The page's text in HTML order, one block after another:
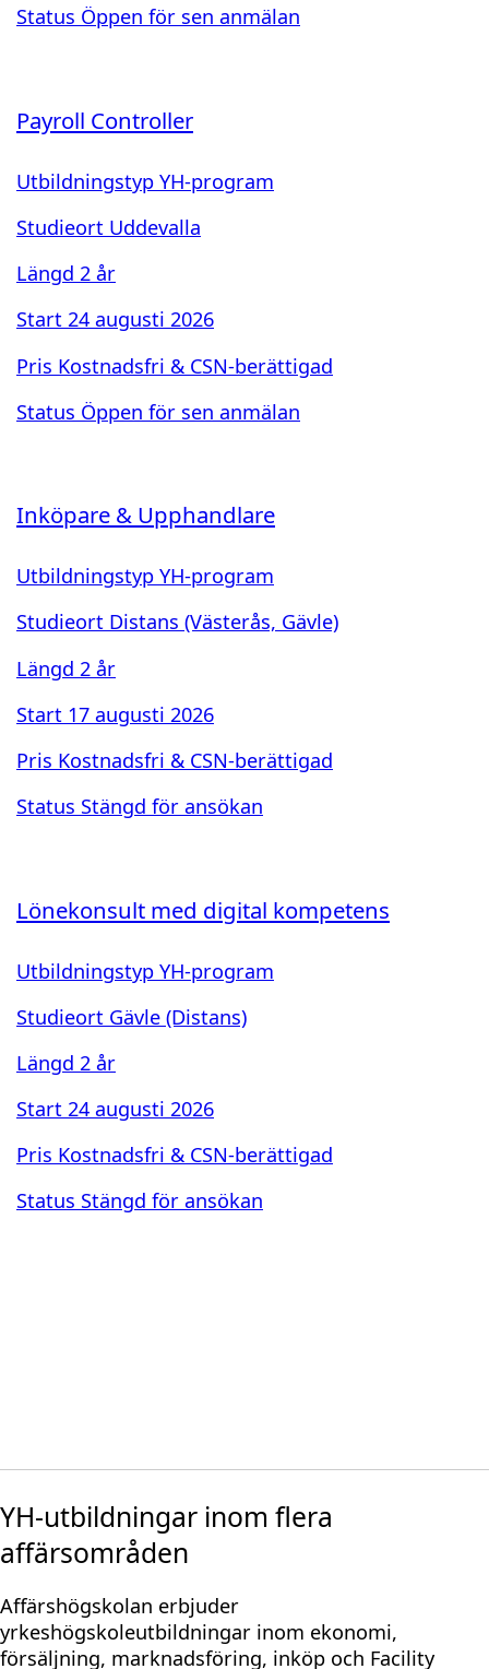
Status Öppen för sen anmälan
Payroll Controller
Utbildningstyp YH-program
Studieort Uddevalla
Längd 2 år
Start 24 augusti 2026
Pris Kostnadsfri & CSN-berättigad
Status Öppen för sen anmälan
Inköpare & Upphandlare
Utbildningstyp YH-program
Studieort Distans (Västerås, Gävle)
Längd 2 år
Start 17 augusti 2026
Pris Kostnadsfri & CSN-berättigad
Status Stängd för ansökan
Lönekonsult med digital kompetens
Utbildningstyp YH-program
Studieort Gävle (Distans)
Längd 2 år
Start 24 augusti 2026
Pris Kostnadsfri & CSN-berättigad
Status Stängd för ansökan
YH-utbildningar inom flera
affärsområden
Affärshögskolan erbjuder
yrkeshögskoleutbildningar inom ekonomi,
försäljning, marknadsföring, inköp och Facility